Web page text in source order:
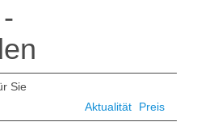
Sie
Aktualität
Preis